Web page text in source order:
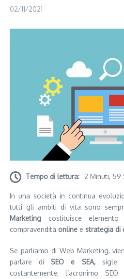
02/11/2021
Tempo di lettura: 2 Minuti, 59
In una società in continua
tutti gli ambiti di vita sono
Marketing costituisce
compravendita online e strategia di
Se parliamo di Web Marketing,
parlare diSEO e SEA, sigle
costantemente; l’acronimo